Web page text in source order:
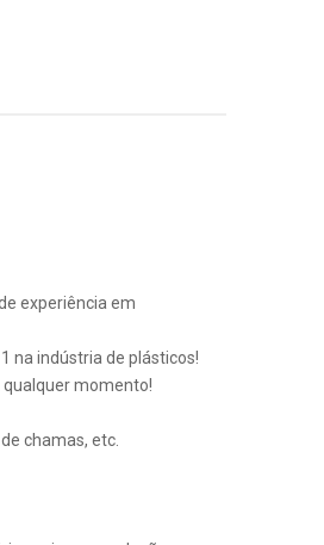
experiência em
na indústria de plásticos!
qualquer momento!
chamas, etc.